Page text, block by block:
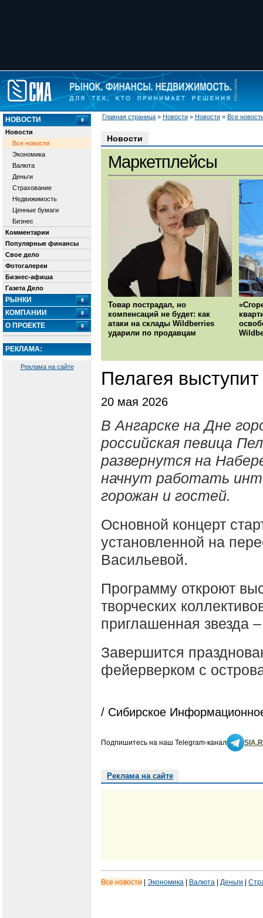
Главная страница » Новости » Новости » Все
НОВОСТИ
Новости
Все новости
Экономика
Валюта
Деньги
Страхование
Недвижимость
Ценные бумаги
Бизнес
Комментарии
Популярные финансы
Свое дело
Фотогалереи
Бизнес-афиша
Газета Дело
РЫНКИ
КОМПАНИИ
О ПРОЕКТЕ
РЕКЛАМА:
Реклама на сайте
Новости
Маркетплейсы
Товар пострадал, но
компенсаций не будет: как
атаки на склады Wildberries
ударили по продавцам
Пелагея
20 мая 2026
В Ангарске на Дне
российская певица
развернутся на
начнут работать
горожан и гостей.
Основной концерт
установленной на
Васильевой.
Программу откроют
творческих
приглашенная звезда
Завершится
фейерверком с
/ Сибирское
Подпишитесь на наш Telegram-канал
Реклама на сайте
Все новости Экономика Валюта Деньги